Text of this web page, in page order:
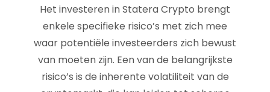
Het investeren in Statera Crypto brengt
enkele specifieke risico’s met zich mee
waar potentiële investeerders zich bewust
van moeten zijn. Een van de belangrijkste
risico’s is de inherente volatiliteit van de